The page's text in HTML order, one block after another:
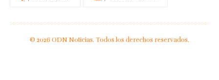
© 2026 ODN Noticias. Todos los derechos reservados.